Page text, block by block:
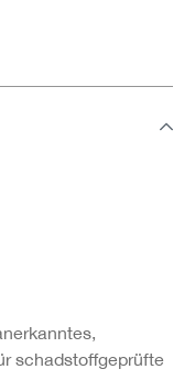
schadstoffgeprüfte